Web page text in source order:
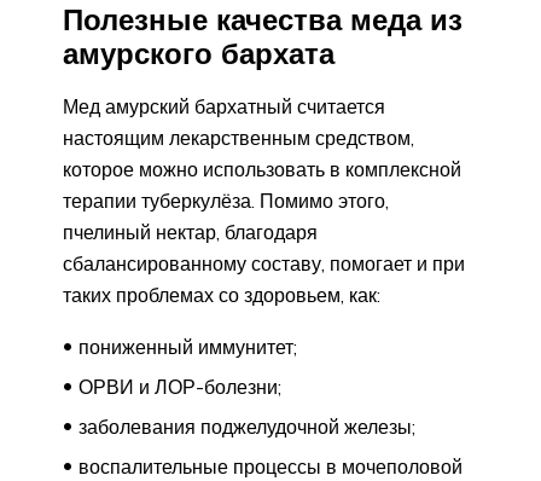
Полезные качества меда из
амурского бархата
Мед амурский бархатный считается
настоящим лекарственным средством,
которое можно использовать в комплексной
терапии туберкулёза. Помимо этого,
пчелиный нектар, благодаря
сбалансированному составу, помогает и при
таких проблемах со здоровьем, как:
пониженный иммунитет;
ОРВИ и ЛОР-болезни;
заболевания поджелудочной железы;
воспалительные процессы в мочеполовой